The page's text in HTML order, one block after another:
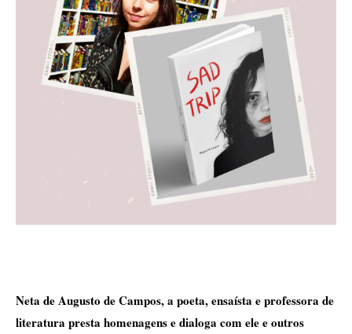
Neta de Augusto de Campos, a poeta, ensaísta e professora de
literatura presta homenagens e dialoga com ele e outros